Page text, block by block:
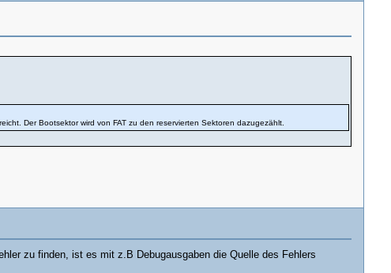
Der Bootsektor wird von FAT zu den reservierten Sektoren dazugezählt.
zu finden, ist es mit z.B Debugausgaben die Quelle des Fehlers